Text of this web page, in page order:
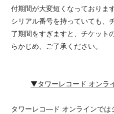
付期間が大変短くなっておりま
シリアル番号を持っていても、
了期間をすぎますと、チケット
らかじめ、ご了承ください。
▼タワーレコード オンラ
タワーレコ―ド オンラインでは